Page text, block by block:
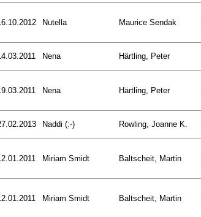
Nutella Maurice Sendak
Nena Härtling, Peter
Nena Härtling, Peter
Naddi (:-) Rowling, Joanne K.
Miriam Smidt Baltscheit, Martin
Miriam Smidt Baltscheit, Martin